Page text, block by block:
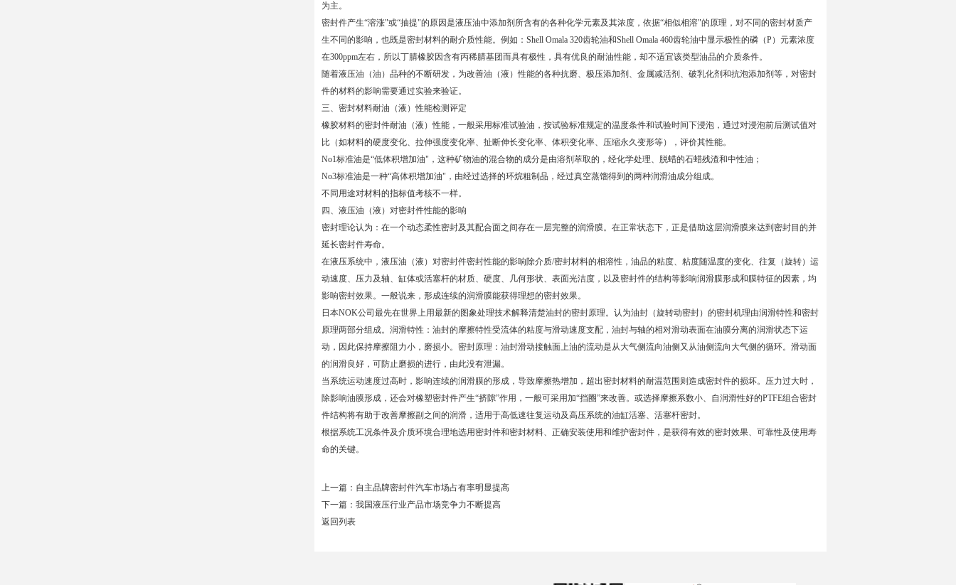
为主。
密封件产生“溶涨"或“抽提"的原因是液压油中添加剂所含有的各种化学元素及其浓度，依据“相似相溶"的原理，对不同的密封材质产
生不同的影响，也既是密封材料的耐介质性能。例如：Shell Omala 320齿轮油和Shell Omala 460齿轮油中显示极性的磷（P）元素浓度
在300ppm左右，所以丁腈橡胶因含有丙稀腈基团而具有极性，具有优良的耐油性能，却不适宜该类型油品的介质条件。
随着液压油（油）品种的不断研发，为改善油（液）性能的各种抗磨、极压添加剂、金属减活剂、破乳化剂和抗泡添加剂等，对密封
件的材料的影响需要通过实验来验证。
三、密封材料耐油（液）性能检测评定
橡胶材料的密封件耐油（液）性能，一般采用标准试验油，按试验标准规定的温度条件和试验时间下浸泡，通过对浸泡前后测试值对
比（如材料的硬度变化、拉伸强度变化率、扯断伸长变化率、体积变化率、压缩永久变形等），评价其性能。
No1标准油是“低体积增加油"，这种矿物油的混合物的成分是由溶剂萃取的，经化学处理、脱蜡的石蜡残渣和中性油；
No3标准油是一种“高体积增加油"，由经过选择的环烷粗制品，经过真空蒸馏得到的两种润滑油成分组成。
不同用途对材料的指标值考核不一样。
四、液压油（液）对密封件性能的影响
密封理论认为：在一个动态柔性密封及其配合面之间存在一层完整的润滑膜。在正常状态下，正是借助这层润滑膜来达到密封目的并
延长密封件寿命。
在液压系统中，液压油（液）对密封件密封性能的影响除介质/密封材料的相溶性，油品的粘度、粘度随温度的变化、往复（旋转）运
动速度、压力及轴、缸体或活塞杆的材质、硬度、几何形状、表面光洁度，以及密封件的结构等影响润滑膜形成和膜特征的因素，均
影响密封效果。一般说来，形成连续的润滑膜能获得理想的密封效果。
日本NOK公司最先在世界上用最新的图象处理技术解释清楚油封的密封原理。认为油封（旋转动密封）的密封机理由润滑特性和密封
原理两部分组成。润滑特性：油封的摩擦特性受流体的粘度与滑动速度支配，油封与轴的相对滑动表面在油膜分离的润滑状态下运
动，因此保持摩擦阻力小，磨损小。密封原理：油封滑动接触面上油的流动是从大气侧流向油侧又从油侧流向大气侧的循环。滑动面
的润滑良好，可防止磨损的进行，由此没有泄漏。
当系统运动速度过高时，影响连续的润滑膜的形成，导致摩擦热增加，超出密封材料的耐温范围则造成密封件的损坏。压力过大时，
除影响油膜形成，还会对橡塑密封件产生“挤隙”作用，一般可采用加“挡圈”来改善。或选择摩擦系数小、自润滑性好的PTFE组合密封
件结构将有助于改善摩擦副之间的润滑，适用于高低速往复运动及高压系统的油缸活塞、活塞杆密封。
根据系统工况条件及介质环境合理地选用密封件和密封材料、正确安装使用和维护密封件，是获得有效的密封效果、可靠性及使用寿
命的关键。
上一篇： 自主品牌密封件汽车市场占有率明显提高
下一篇： 我国液压行业产品市场竞争力不断提高
返回列表